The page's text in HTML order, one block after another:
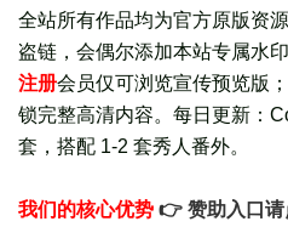
全站所有作品均为官方原版资
盗链，会偶尔添加本站专属水印
注册会员仅可浏览宣传预览版 ；
锁完整高清内容。每日更新：
套， 搭配 1-2 套秀人番外。
我们的核心优势 👉 赞助入口请